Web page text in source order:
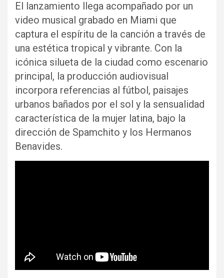
El lanzamiento llega acompañado por un
video musical grabado en Miami que
captura el espíritu de la canción a través de
una estética tropical y vibrante. Con la
icónica silueta de la ciudad como escenario
principal, la producción audiovisual
incorpora referencias al fútbol, paisajes
urbanos bañados por el sol y la sensualidad
característica de la mujer latina, bajo la
dirección de Spamchito y los Hermanos
Benavides.